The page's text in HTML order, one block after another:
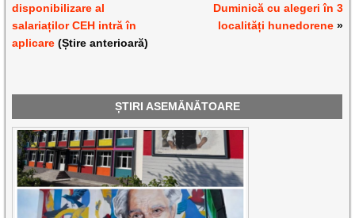
disponibilizare al
salariaților CEH intră în
aplicare (Știre anterioară)
Duminică cu alegeri în 3
localități hunedorene»
ȘTIRI ASEMĂNĂTOARE